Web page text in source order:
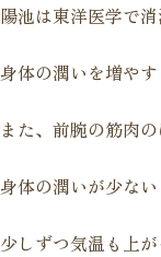
陽池は東洋医学で
身体の潤いを増や
また、前腕の筋肉
身体の潤いが少な
少しずつ気温も上